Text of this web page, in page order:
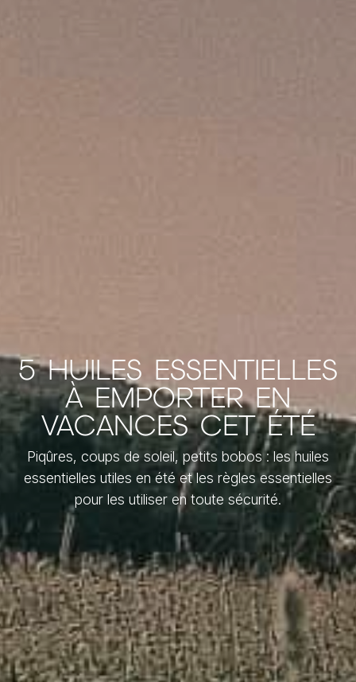
5 HUILES ESSENTIELLES
À EMPORTER EN
VACANCES CET ÉTÉ
Piqûres, coups de soleil, petits bobos : les huiles
essentielles utiles en été et les règles essentielles
pour les utiliser en toute sécurité.